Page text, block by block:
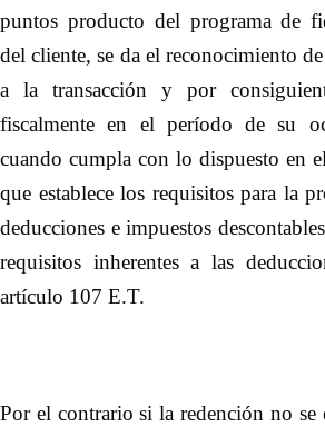
puntos producto del programa de
del cliente, se da el reconocimiento
a la transacción y por
fiscalmente en el período de su
cuando cumpla con lo dispuesto en
que establece los requisitos para la
deducciones e impuestos
requisitos inherentes a las
artículo 107 E.T.
Por el contrario si la redención no se